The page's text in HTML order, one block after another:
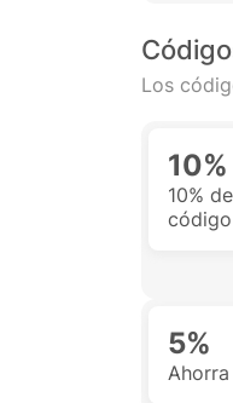
Los
10%
10%
código
5%